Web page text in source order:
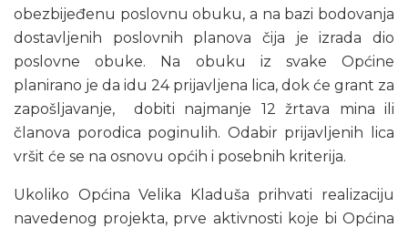
obezbijeđenu poslovnu obuku, a na bazi bodovanja
dostavljenih poslovnih planova čija je izrada dio
poslovne obuke. Na obuku iz svake Općine
planirano je da idu 24 prijavljena lica, dok će grant za
zapošljavanje, dobiti najmanje 12 žrtava mina ili
članova porodica poginulih. Odabir prijavljenih lica
vršit će se na osnovu općih i posebnih kriterija.
Ukoliko Općina Velika Kladuša prihvati realizaciju
navedenog projekta, prve aktivnosti koje bi Općina